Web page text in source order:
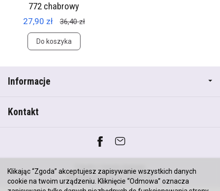
772 chabrowy
27,90 zł 36,40 zł
Do koszyka
Informacje
Kontakt
*) brutto +
koszty dostawy
Sklep internetowy SOTESHOP AI
Klikając “Zgoda” akceptujesz zapisywanie wszystkich danych
cookie na twoim urządzeniu. Kliknięcie “Odmowa” oznacza